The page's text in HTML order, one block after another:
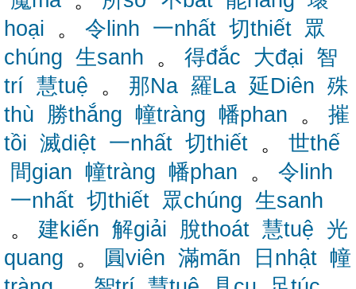
hoại 。 令linh 一nhất 切thiết 眾
chúng 生sanh 。 得đắc 大đại 智
trí 慧tuệ 。 那Na 羅La 延Diên 殊
thù
勝thắng 幢tràng 幡phan 。 摧
tồi 滅diệt 一nhất 切thiết 。 世thế
間gian 幢tràng 幡phan 。 令linh
一nhất 切thiết 眾chúng 生sanh
。 建kiến 解giải 脫thoát 慧tuệ 光
quang 。 圓viên 滿mãn 日nhật 幢